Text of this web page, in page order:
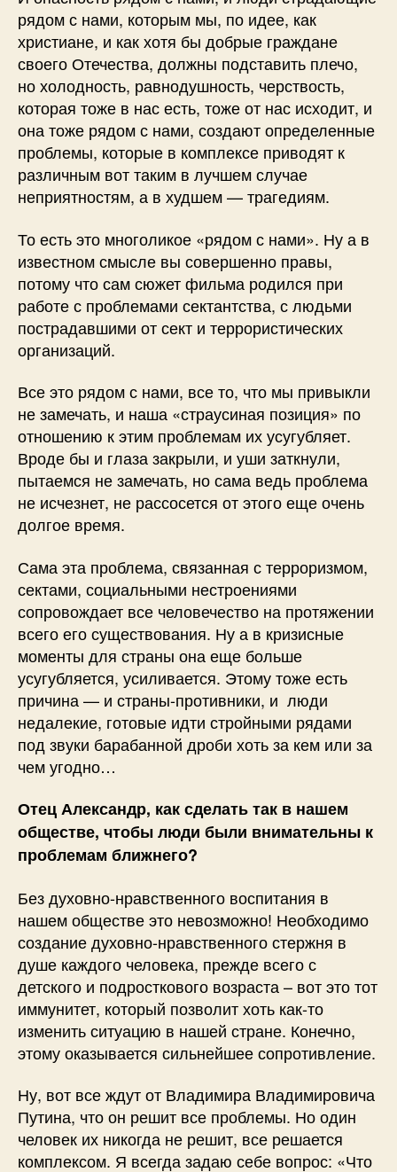
рядом с нами, которым мы, по идее, как
христиане, и как хотя бы добрые граждане
своего Отечества, должны подставить плечо,
но холодность, равнодушность, черствость,
которая тоже в нас есть, тоже от нас исходит, и
она тоже рядом с нами, создают определенные
проблемы, которые в комплексе приводят к
различным вот таким в лучшем случае
неприятностям, а в худшем — трагедиям.
То есть это многоликое «рядом с нами». Ну а в
известном смысле вы совершенно правы,
потому что сам сюжет фильма родился при
работе с проблемами сектантства, с людьми
пострадавшими от сект и террористических
организаций.
Все это рядом с нами, все то, что мы привыкли
не замечать, и наша «страусиная позиция» по
отношению к этим проблемам их усугубляет.
Вроде бы и глаза закрыли, и уши заткнули,
пытаемся не замечать, но сама ведь проблема
не исчезнет, не рассосется от этого еще очень
долгое время.
Сама эта проблема, связанная с терроризмом,
сектами, социальными нестроениями
сопровождает все человечество на протяжении
всего его существования. Ну а в кризисные
моменты для страны она еще больше
усугубляется, усиливается. Этому тоже есть
причина — и страны-противники, и люди
недалекие, готовые идти стройными рядами
под звуки барабанной дроби хоть за кем или за
чем угодно…
Отец Александр, как сделать так в нашем
обществе, чтобы люди были внимательны к
проблемам ближнего?
Без духовно-нравственного воспитания в
нашем обществе это невозможно! Необходимо
создание духовно-нравственного стержня в
душе каждого человека, прежде всего с
детского и подросткового возраста – вот это тот
иммунитет, который позволит хоть как-то
изменить ситуацию в нашей стране. Конечно,
этому оказывается сильнейшее сопротивление.
Ну, вот все ждут от Владимира Владимировича
Путина, что он решит все проблемы. Но один
человек их никогда не решит, все решается
комплексом. Я всегда задаю себе вопрос: «Что